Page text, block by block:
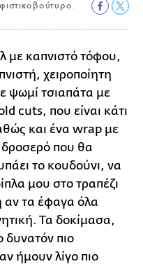
με καπνιστό τόφου,
χειροποίητη
ψωμί τσιαπάτα με
cuts, που είναι κάτι
και ένα wrap με
που θα
το κουδούνι, να
μου στο τραπέζι
αν τα έφαγα όλα
Τα δοκίμασα,
δυνατόν πιο
ήμουν λίγο πιο